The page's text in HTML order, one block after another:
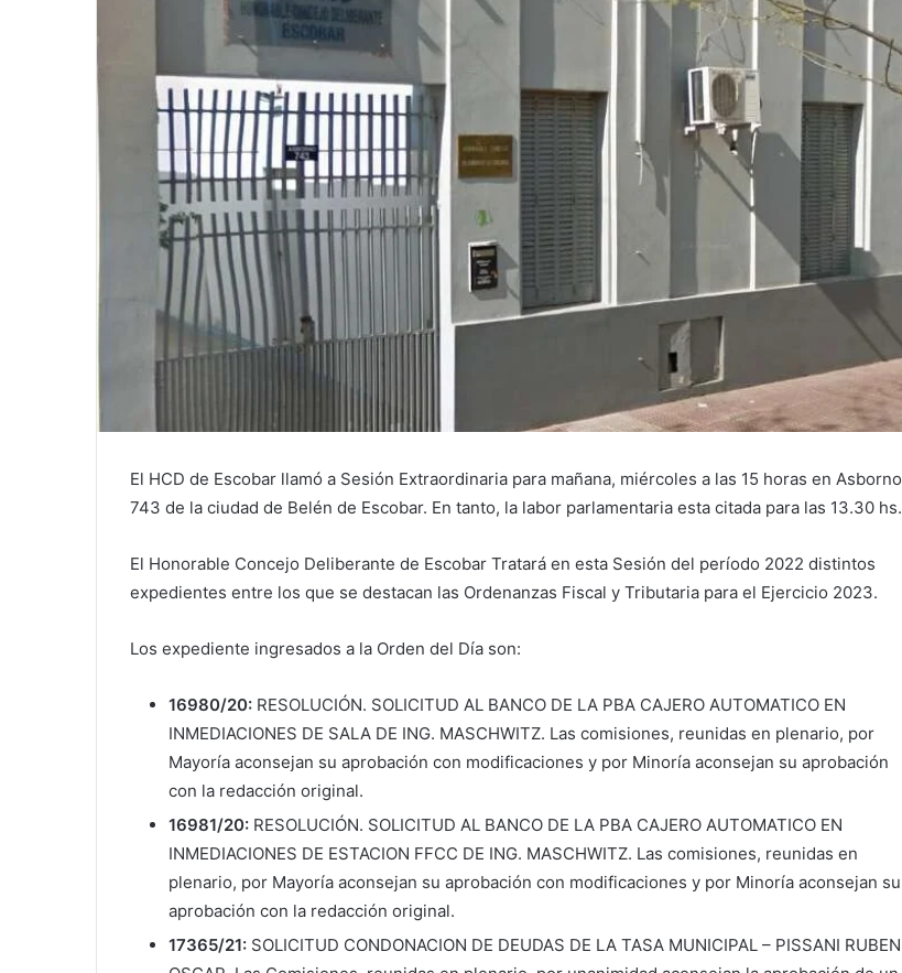
El HCD de Escobar llamó a Sesión Extraordinaria para mañana, miércoles a las 15 horas en Asborno
743 de la ciudad de Belén de Escobar. En tanto, la labor parlamentaria esta citada para las 13.30 hs.
El Honorable Concejo Deliberante de Escobar Tratará en esta Sesión del período 2022 distintos
expedientes entre los que se destacan las Ordenanzas Fiscal y Tributaria para el Ejercicio 2023.
Los expediente ingresados a la Orden del Día son:
16980/20: RESOLUCIÓN. SOLICITUD AL BANCO DE LA PBA CAJERO AUTOMATICO EN
INMEDIACIONES DE SALA DE ING. MASCHWITZ. Las comisiones, reunidas en plenario, por
Mayoría aconsejan su aprobación con modificaciones y por Minoría aconsejan su aprobación
con la redacción original.
16981/20: RESOLUCIÓN. SOLICITUD AL BANCO DE LA PBA CAJERO AUTOMATICO EN
INMEDIACIONES DE ESTACION FFCC DE ING. MASCHWITZ. Las comisiones, reunidas en
plenario, por Mayoría aconsejan su aprobación con modificaciones y por Minoría aconsejan su
aprobación con la redacción original.
17365/21: SOLICITUD CONDONACION DE DEUDAS DE LA TASA MUNICIPAL – PISSANI RUBEN